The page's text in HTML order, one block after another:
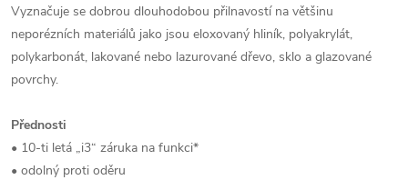
Vyznačuje se dobrou dlouhodobou přilnavostí na většinu
neporézních materiálů jako jsou eloxovaný hliník, polyakrylát,
polykarbonát, lakované nebo lazurované dřevo, sklo a glazované
povrchy.
Přednosti
• 10-ti letá „i3“ záruka na funkci*
• odolný proti oděru